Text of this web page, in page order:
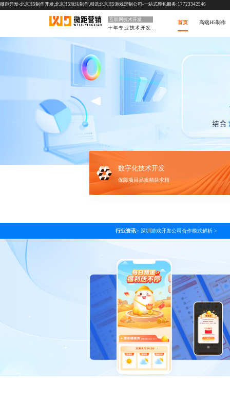
微距开发-北京H5制作开发,北京H5玩法制作,精选北京H5游戏定制公司-一站式整包服务:17723342546
互联网技术开发
首页 高端H5制作
数字化技术开发
保障项目品质精益求精
行业资讯> 深圳游戏开发公司合作模式解析 >